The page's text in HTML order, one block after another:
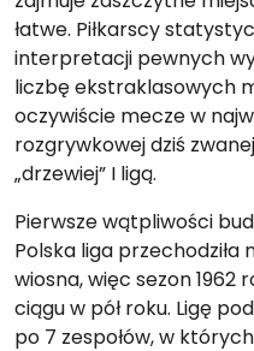
łatwe. Piłkarscy
interpretacji pewnych
liczbę ekstraklasowych
oczywiście mecze w
rozgrywkowej dziś
„drzewiej” I ligą.
Pierwsze wątpliwości
Polska liga przechodziła
wiosna, więc sezon
ciągu w pół roku. Ligę
po 7 zespołów, w